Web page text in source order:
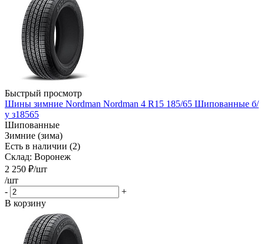
Быстрый просмотр
Шины зимние Nordman Nordman 4 R15 185/65 Шипованные б/
у з18565
Шипованные
Зимние (зима)
Есть в наличии (2)
Склад: Воронеж
2 250 ₽/шт
/шт
-
+
В корзину